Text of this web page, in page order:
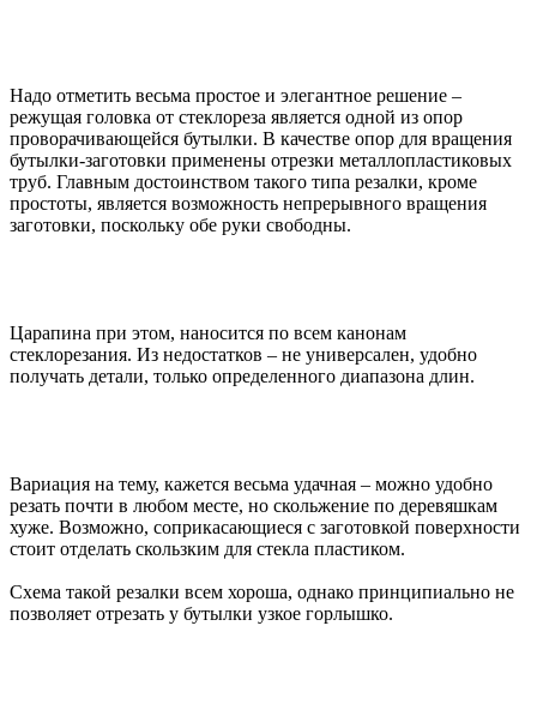
Надо отметить весьма простое и элегантное решение –
режущая головка от стеклореза является одной из опор
проворачивающейся бутылки. В качестве опор для вращения
бутылки-заготовки применены отрезки металлопластиковых
труб. Главным достоинством такого типа резалки, кроме
простоты, является возможность непрерывного вращения
заготовки, поскольку обе руки свободны.
Царапина при этом, наносится по всем канонам
стеклорезания. Из недостатков – не универсален, удобно
получать детали, только определенного диапазона длин.
Вариация на тему, кажется весьма удачная – можно удобно
резать почти в любом месте, но скольжение по деревяшкам
хуже. Возможно, соприкасающиеся с заготовкой поверхности
стоит отделать скользким для стекла пластиком.
Схема такой резалки всем хороша, однако принципиально не
позволяет отрезать у бутылки узкое горлышко.